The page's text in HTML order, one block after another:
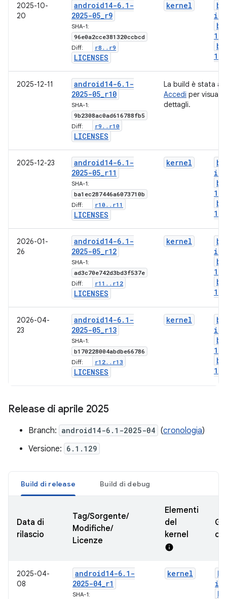
2025-10-
20
android14-6. 1-
2025-05_r9
SHA-1:
96e0a2cce381320ccbcd
Diff: r8 . . r9
LICENSES
kernel
img
1-
1-
2025-12-11 android14-6. 1-
2025-05_r10
SHA-1:
9b2308ac0ad616788fb5
Diff: r9 . . r10
LICENSES
La build è stata
Accedi per
dettagli.
2025-12-23 android14-6. 1-
2025-05_r11
SHA-1:
ba1ec287446a6073710b
Diff: r10 . . r11
LICENSES
kernel
img
1-
1-
2026-01-
26
android14-6. 1-
2025-05_r12
SHA-1:
ad3c70e742d3bd3f537e
Diff: r11 . . r12
LICENSES
kernel
img
1-
1-
2026-04-
23
android14-6. 1-
2025-05_r13
SHA-1:
b170228004abdbe66786
Diff: r12. . r13
LICENSES
kernel
img
1-
1-
Release di aprile 2025
Branch: android14-6.1-2025-04 (cronologia)
Versione: 6.1.129
Build di release Build di debug
Data di
rilascio
Tag/Sorgente/
Modifiche/
Licenze
Elementi
del
kernel
info
2025-04-
08
android14-6. 1-
2025-04_r1
SHA-1:
kernel